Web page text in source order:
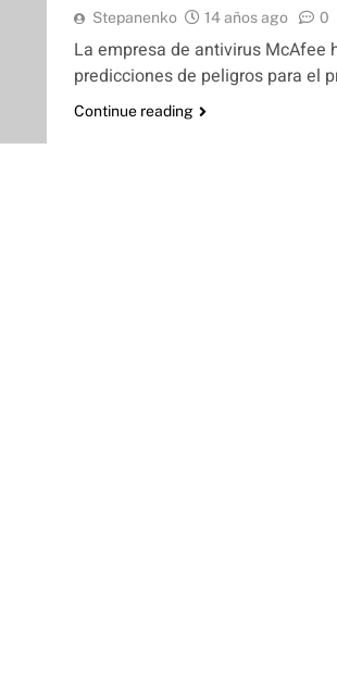
Stepanenko 14 años ago 0
La empresa de antivirus McAfee
predicciones de peligros para el
Continue reading